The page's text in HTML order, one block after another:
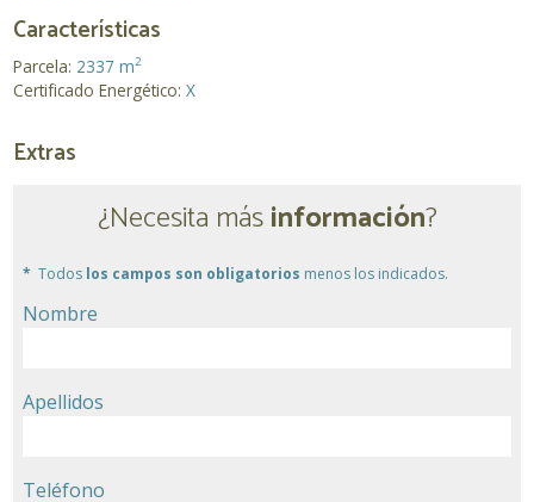
Características
Parcela: 2337 m2
Certificado Energético: X
Extras
¿Necesita másinformación?
Todos los campos son obligatorios menos los indicados.
Nombre
Apellidos
Teléfono